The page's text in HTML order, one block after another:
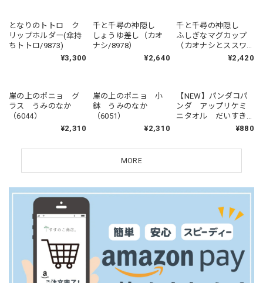
となりのトトロ ク
リップホルダー(傘持
ちトトロ/9873)
¥3,300
千と千尋の神隠し
しょうゆ差し（カオ
ナシ/8978）
¥2,640
千と千尋の神隠し
ふしぎなマグカップ
（カオナシとススワ
タリ）
¥2,420
崖の上のポニョ グ
ラス うみのなか
¥2,310
崖の上のポニョ 小
鉢 うみのなか
（6051）
¥2,310
【NEW】パンダコパ
ンダ アップリケミ
ニタオル だいすき
（2989）
¥880